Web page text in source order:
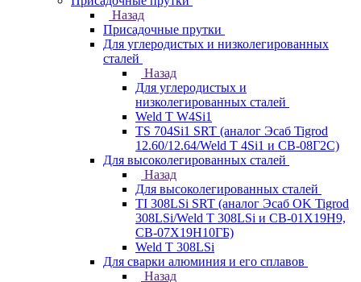
Назад
Присадочные прутки
Для углеродистых и низколегированных
сталей
Назад
Для углеродистых и
низколегированных сталей
Weld T W4Si1
TS 704Si1 SRT (аналог Эсаб Tigrod
12.60/12.64/Weld T 4Si1 и СВ-08Г2С)
Для высоколегированных сталей
Назад
Для высоколегированных сталей
TI 308LSi SRT (аналог Эсаб OK Tigrod
308LSi/Weld T 308LSi и СВ-01Х19Н9,
СВ-07Х19Н10ГБ)
Weld T 308LSi
Для сварки алюминия и его сплавов
Назад